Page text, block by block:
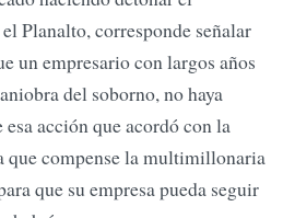
Planalto, corresponde señalar
un empresario con largos años
del soborno, no haya
esa acción que acordó con la
que compense la multimillonaria
que su empresa pueda seguir